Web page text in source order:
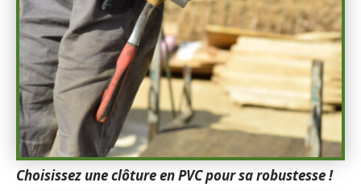
Choisissez une clôture en PVC pour sa robustesse !